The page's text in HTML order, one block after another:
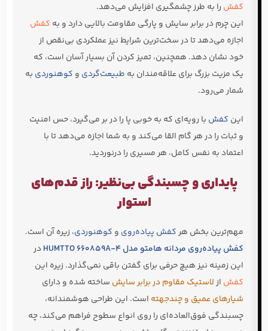
کفش را به طرز چشمگیری افزایش می‌دهد.
این چرم در برابر سایش و پارگی مقاومت بالایی دارد و به کفش
اجازه می‌دهد تا در سخت‌ترین شرایط نیز عملکردی بی‌نقص از
خود نشان دهد. همچنین، تمیز کردن آن بسیار آسان است، که
یک مزیت بزرگ برای علاقه‌مندان به طبیعت‌گردی و کوهنوردی به
شمار می‌رود.
این کفش با رویه‌ای که به خوبی پا را در بر می‌گیرد، حس امنیت
و ثبات را در هر گام القا می‌کند و به شما اجازه می‌دهد تا با
اعتماد به نفس کامل، هر مسیری را درنوردید.
پایداری و چسبندگی بی‌نظیر: راز قدم‌های
استوار
مهم‌ترین بخش هرکفش پیاده‌روی و کوهنوردی، زیره آن است.
کفش پیاده‌روی مردانه هامتو مدل HUMTTO 660859A-4
در
این زمینه نیز هیچ حرفی برای گفتن باقی نمی‌گذارد. زیره این
کفش ازلاستیک مقاوم در برابر سایش ساخته شده و دارای
شیارهای عمیق و چندجهته است. این طراحی هوشمندانه،
چسبندگی فوق‌العاده‌ای را روی انواع سطوح فراهم می‌کند، چه